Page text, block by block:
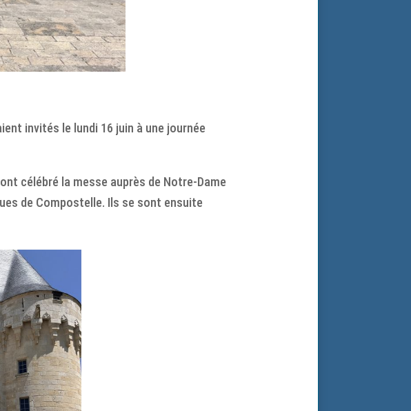
invités le lundi 16 juin à une journée
célébré la messe auprès de Notre-Dame
de Compostelle. Ils se sont ensuite